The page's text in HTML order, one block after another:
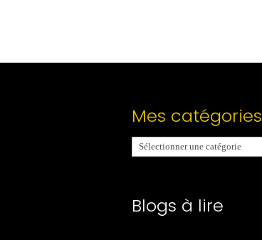
Mes catégories
Mes
catégories
Blogs à lire